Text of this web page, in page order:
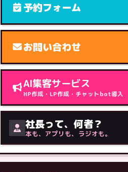
予約フォーム
お問い合わせ
AI集客サービス
HP作成・LP作成・チャットbot導入
社長って、何者？
本も、アプリも、ラジオも。